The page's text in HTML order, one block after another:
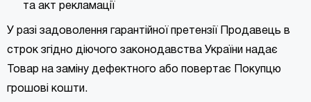
та акт рекламації
У разі задоволення гарантійної претензії Продавець в
строк згідно діючого законодавства України надає
Товар на заміну дефектного або повертає Покупцю
грошові кошти.